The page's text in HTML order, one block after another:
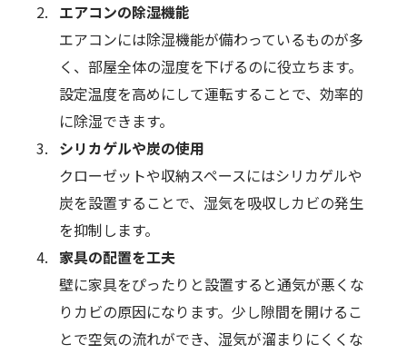
エアコンの除湿機能
エアコンには除湿機能が備わっているものが多
く、部屋全体の湿度を下げるのに役立ちます。
設定温度を高めにして運転することで、効率的
に除湿できます。
シリカゲルや炭の使用
クローゼットや収納スペースにはシリカゲルや
炭を設置することで、湿気を吸収しカビの発生
を抑制します。
家具の配置を工夫
壁に家具をぴったりと設置すると通気が悪くな
りカビの原因になります。少し隙間を開けるこ
とで空気の流れができ、湿気が溜まりにくくな